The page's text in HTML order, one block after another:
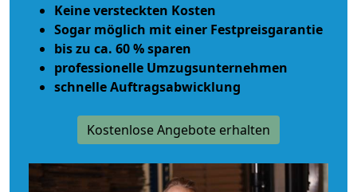
Keine versteckten Kosten
Sogar möglich mit einer Festpreisgarantie
bis zu ca. 60 % sparen
professionelle Umzugsunternehmen
schnelle Auftragsabwicklung
Kostenlose Angebote erhalten